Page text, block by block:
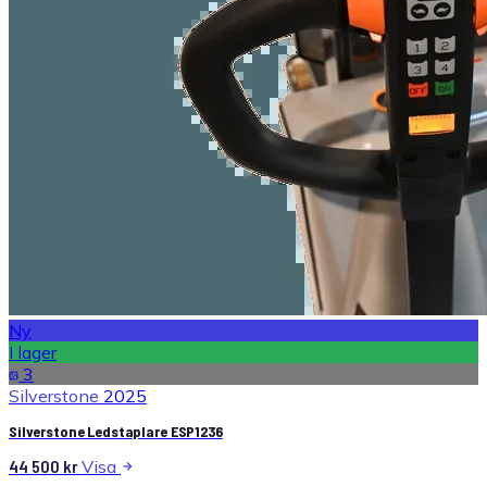
Ny
I lager
3
Silverstone 2025
Silverstone Ledstaplare ESP1236
44 500 krVisa